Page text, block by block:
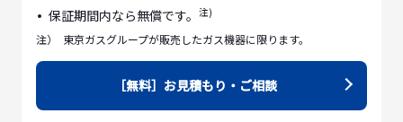
保証期間内なら無償です。 注)
注） 東京ガスグループが販売したガス機器に限ります。
［無料］お見積もり・ご相談